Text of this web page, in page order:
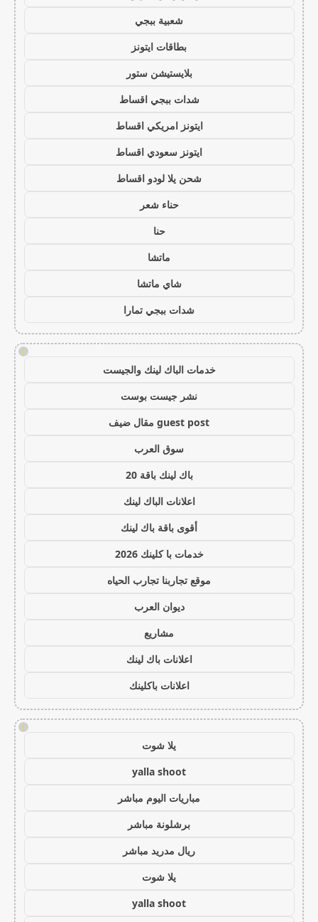
شعبية ببجي
بطاقات ايتونز
بلايستيشن ستور
شدات ببجي اقساط
ايتونز امريكي اقساط
ايتونز سعودي اقساط
شحن يلا لودو اقساط
حناء شعر
حنا
ماتشا
شاي ماتشا
شدات ببجي تمارا
!
خدمات الباك لينك والجيست
نشر جيست بوست
guest post مقال ضيف
سوق العرب
باك لينك باقة 20
اعلانات الباك لينك
أقوى باقة باك لينك
خدمات با كلينك 2026
موقع تجاربنا تجارب الحياه
ديوان العرب
مشاريع
اعلانات باك لينك
اعلانات باكلينك
!
يلا شوت
yalla shoot
مباريات اليوم مباشر
برشلونة مباشر
ريال مدريد مباشر
يلا شوت
yalla shoot